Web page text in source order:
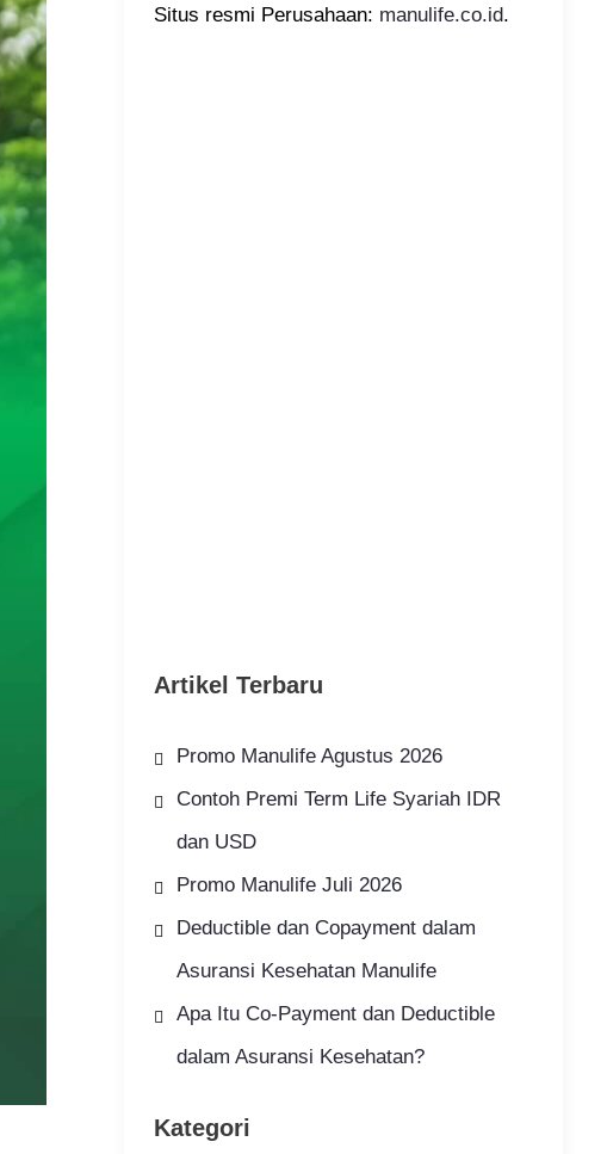
Situs resmi Perusahaan: manulife.co.id.
Artikel Terbaru
Promo Manulife Agustus 2026
Contoh Premi Term Life Syariah IDR
dan USD
Promo Manulife Juli 2026
Deductible dan Copayment dalam
Asuransi Kesehatan Manulife
Apa Itu Co-Payment dan Deductible
dalam Asuransi Kesehatan?
Kategori